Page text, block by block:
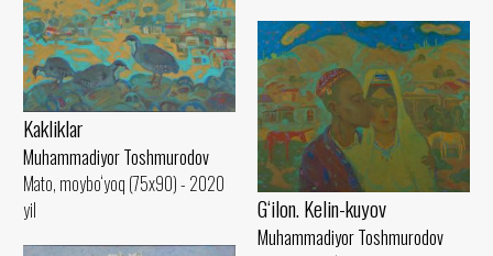
Kakliklar
Muhammadiyor Toshmurodov
Mato, moybo‘yoq (75x90) - 2020
yil
G‘ilon. Kelin-kuyov
Muhammadiyor Toshmurodov